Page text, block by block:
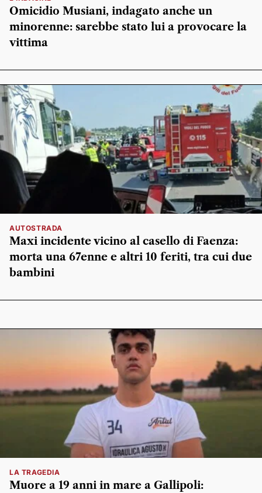
Omicidio Musiani, indagato anche un
minorenne: sarebbe stato lui a provocare la
vittima
AUTOSTRADA
Maxi incidente vicino al casello di Faenza:
morta una 67enne e altri 10 feriti, tra cui due
bambini
LA TRAGEDIA
Muore a 19 anni in mare a Gallipoli: